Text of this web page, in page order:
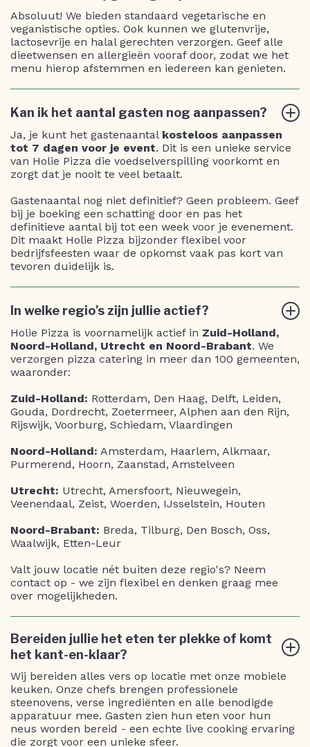
Absoluut! We bieden standaard vegetarische en
veganistische opties. Ook kunnen we glutenvrije,
lactosevrije en halal gerechten verzorgen. Geef alle
dieetwensen en allergieën vooraf door, zodat we het
menu hierop afstemmen en iedereen kan genieten.
Kan ik het aantal gasten nog aanpassen?
Ja, je kunt het gastenaantal kosteloos aanpassen
tot 7 dagen voor je event. Dit is een unieke service
van Holie Pizza die voedselverspilling voorkomt en
zorgt dat je nooit te veel betaalt.
Gastenaantal nog niet definitief? Geen probleem. Geef
bij je boeking een schatting door en pas het
definitieve aantal bij tot een week voor je evenement.
Dit maakt Holie Pizza bijzonder flexibel voor
bedrijfsfeesten waar de opkomst vaak pas kort van
tevoren duidelijk is.
In welke regio's zijn jullie actief?
Holie Pizza is voornamelijk actief in Zuid-Holland,
Noord-Holland, Utrecht en Noord-Brabant. We
verzorgen pizza catering in meer dan 100 gemeenten,
waaronder:
Zuid-Holland: Rotterdam, Den Haag, Delft, Leiden,
Gouda, Dordrecht, Zoetermeer, Alphen aan den Rijn,
Rijswijk, Voorburg, Schiedam, Vlaardingen
Noord-Holland: Amsterdam, Haarlem, Alkmaar,
Purmerend, Hoorn, Zaanstad, Amstelveen
Utrecht: Utrecht, Amersfoort, Nieuwegein,
Veenendaal, Zeist, Woerden, IJsselstein, Houten
Noord-Brabant: Breda, Tilburg, Den Bosch, Oss,
Waalwijk, Etten-Leur
Valt jouw locatie nét buiten deze regio's? Neem
contact op - we zijn flexibel en denken graag mee
over mogelijkheden.
Bereiden jullie het eten ter plekke of komt
het kant-en-klaar?
Wij bereiden alles vers op locatie met onze mobiele
keuken. Onze chefs brengen professionele
steenovens, verse ingrediënten en alle benodigde
apparatuur mee. Gasten zien hun eten voor hun
neus worden bereid - een echte live cooking ervaring
die zorgt voor een unieke sfeer.